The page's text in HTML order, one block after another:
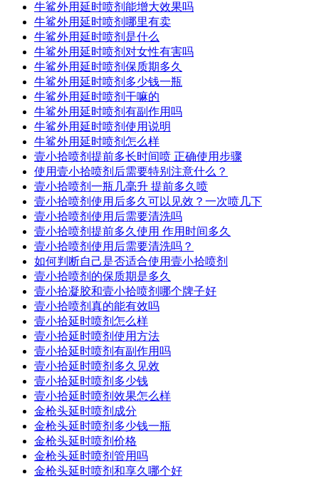
牛鲨外用延时喷剂能增大效果吗
牛鲨外用延时喷剂哪里有卖
牛鲨外用延时喷剂是什么
牛鲨外用延时喷剂对女性有害吗
牛鲨外用延时喷剂保质期多久
牛鲨外用延时喷剂多少钱一瓶
牛鲨外用延时喷剂干嘛的
牛鲨外用延时喷剂有副作用吗
牛鲨外用延时喷剂使用说明
牛鲨外用延时喷剂怎么样
壹小拾喷剂提前多长时间喷 正确使用步骤
使用壹小拾喷剂后需要特别注意什么？
壹小拾喷剂一瓶几毫升 提前多久喷
壹小拾喷剂使用后多久可以见效？一次喷几下
壹小拾喷剂使用后需要清洗吗
壹小拾喷剂提前多久使用 作用时间多久
壹小拾喷剂使用后需要清洗吗？
如何判断自己是否适合使用壹小拾喷剂
壹小拾喷剂的保质期是多久
壹小拾凝胶和壹小拾喷剂哪个牌子好
壹小拾喷剂真的能有效吗
壹小拾延时喷剂怎么样
壹小拾延时喷剂使用方法
壹小拾延时喷剂有副作用吗
壹小拾延时喷剂多久见效
壹小拾延时喷剂多少钱
壹小拾延时喷剂效果怎么样
金枪头延时喷剂成分
金枪头延时喷剂多少钱一瓶
金枪头延时喷剂价格
金枪头延时喷剂管用吗
金枪头延时喷剂和享久哪个好